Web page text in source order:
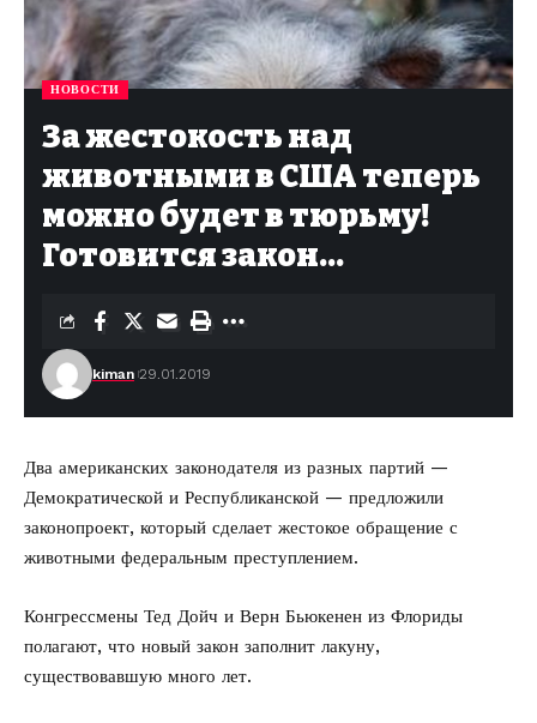
НОВОСТИ
За жестокость над
животными в США теперь
можно будет в тюрьму!
Готовится закон…
kiman 29.01.2019
Два американских законодателя из разных партий —
Демократической и Республиканской — предложили
законопроект, который сделает жестокое обращение с
животными федеральным преступлением.
Конгрессмены Тед Дойч и Верн Бьюкенен из Флориды
полагают, что новый закон заполнит лакуну,
существовавшую много лет.